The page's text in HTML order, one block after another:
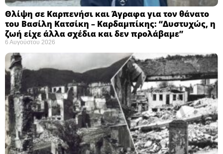
Θλίψη σε Καρπενήσι και Άγραφα για τον θάνατο
του Βασίλη Κατσίκη – Καρδαμπίκης: “Δυστυχώς, η
ζωή είχε άλλα σχέδια και δεν προλάβαμε”
6 Αυγούστου 2026